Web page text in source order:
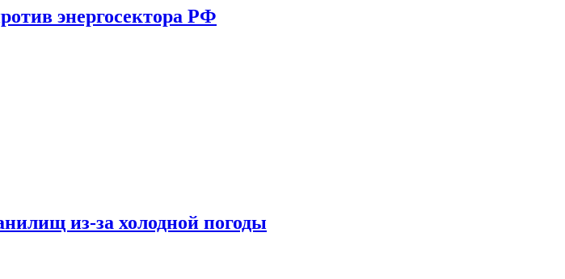
энергосектора РФ
из-за холодной погоды